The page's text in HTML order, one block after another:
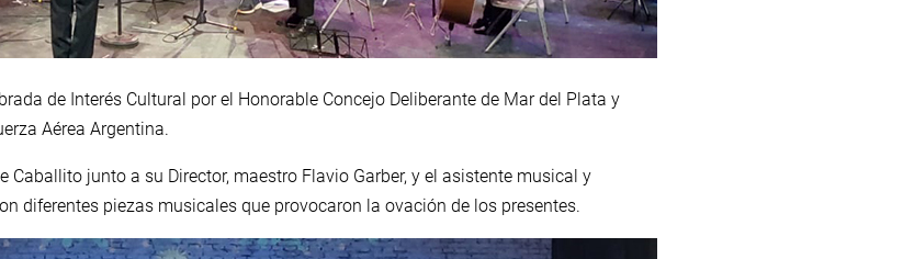
de Interés Cultural por el Honorable Concejo Deliberante de Mar del Plata y
Aérea Argentina.
junto a su Director, maestro Flavio Garber, y el asistente musical y
diferentes piezas musicales que provocaron la ovación de los presentes.